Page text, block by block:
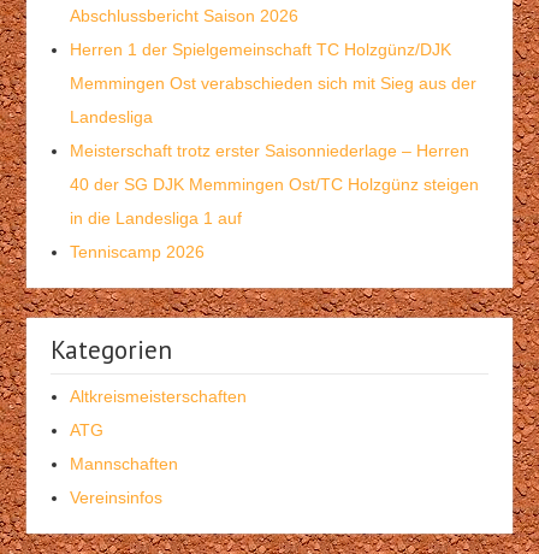
Abschlussbericht Saison 2026
Herren 1 der Spielgemeinschaft TC Holzgünz/DJK
Memmingen Ost verabschieden sich mit Sieg aus der
Landesliga
Meisterschaft trotz erster Saisonniederlage – Herren
40 der SG DJK Memmingen Ost/TC Holzgünz steigen
in die Landesliga 1 auf
Tenniscamp 2026
Kategorien
Altkreismeisterschaften
ATG
Mannschaften
Vereinsinfos